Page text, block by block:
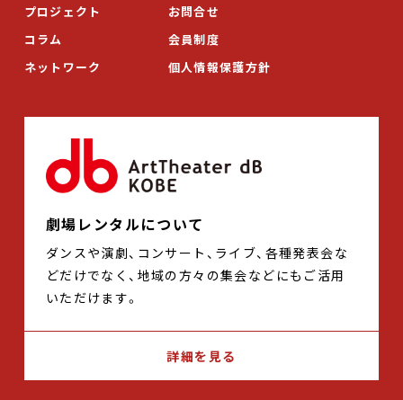
プロジェクト
コラム
ネットワーク
お問合せ
会員制度
個人情報保護方針
劇場レンタルについて
ダンスや演劇、コンサート、ライブ、各種発表会な
どだけでなく、地域の方々の集会などにもご活用
いただけます。
詳細を見る